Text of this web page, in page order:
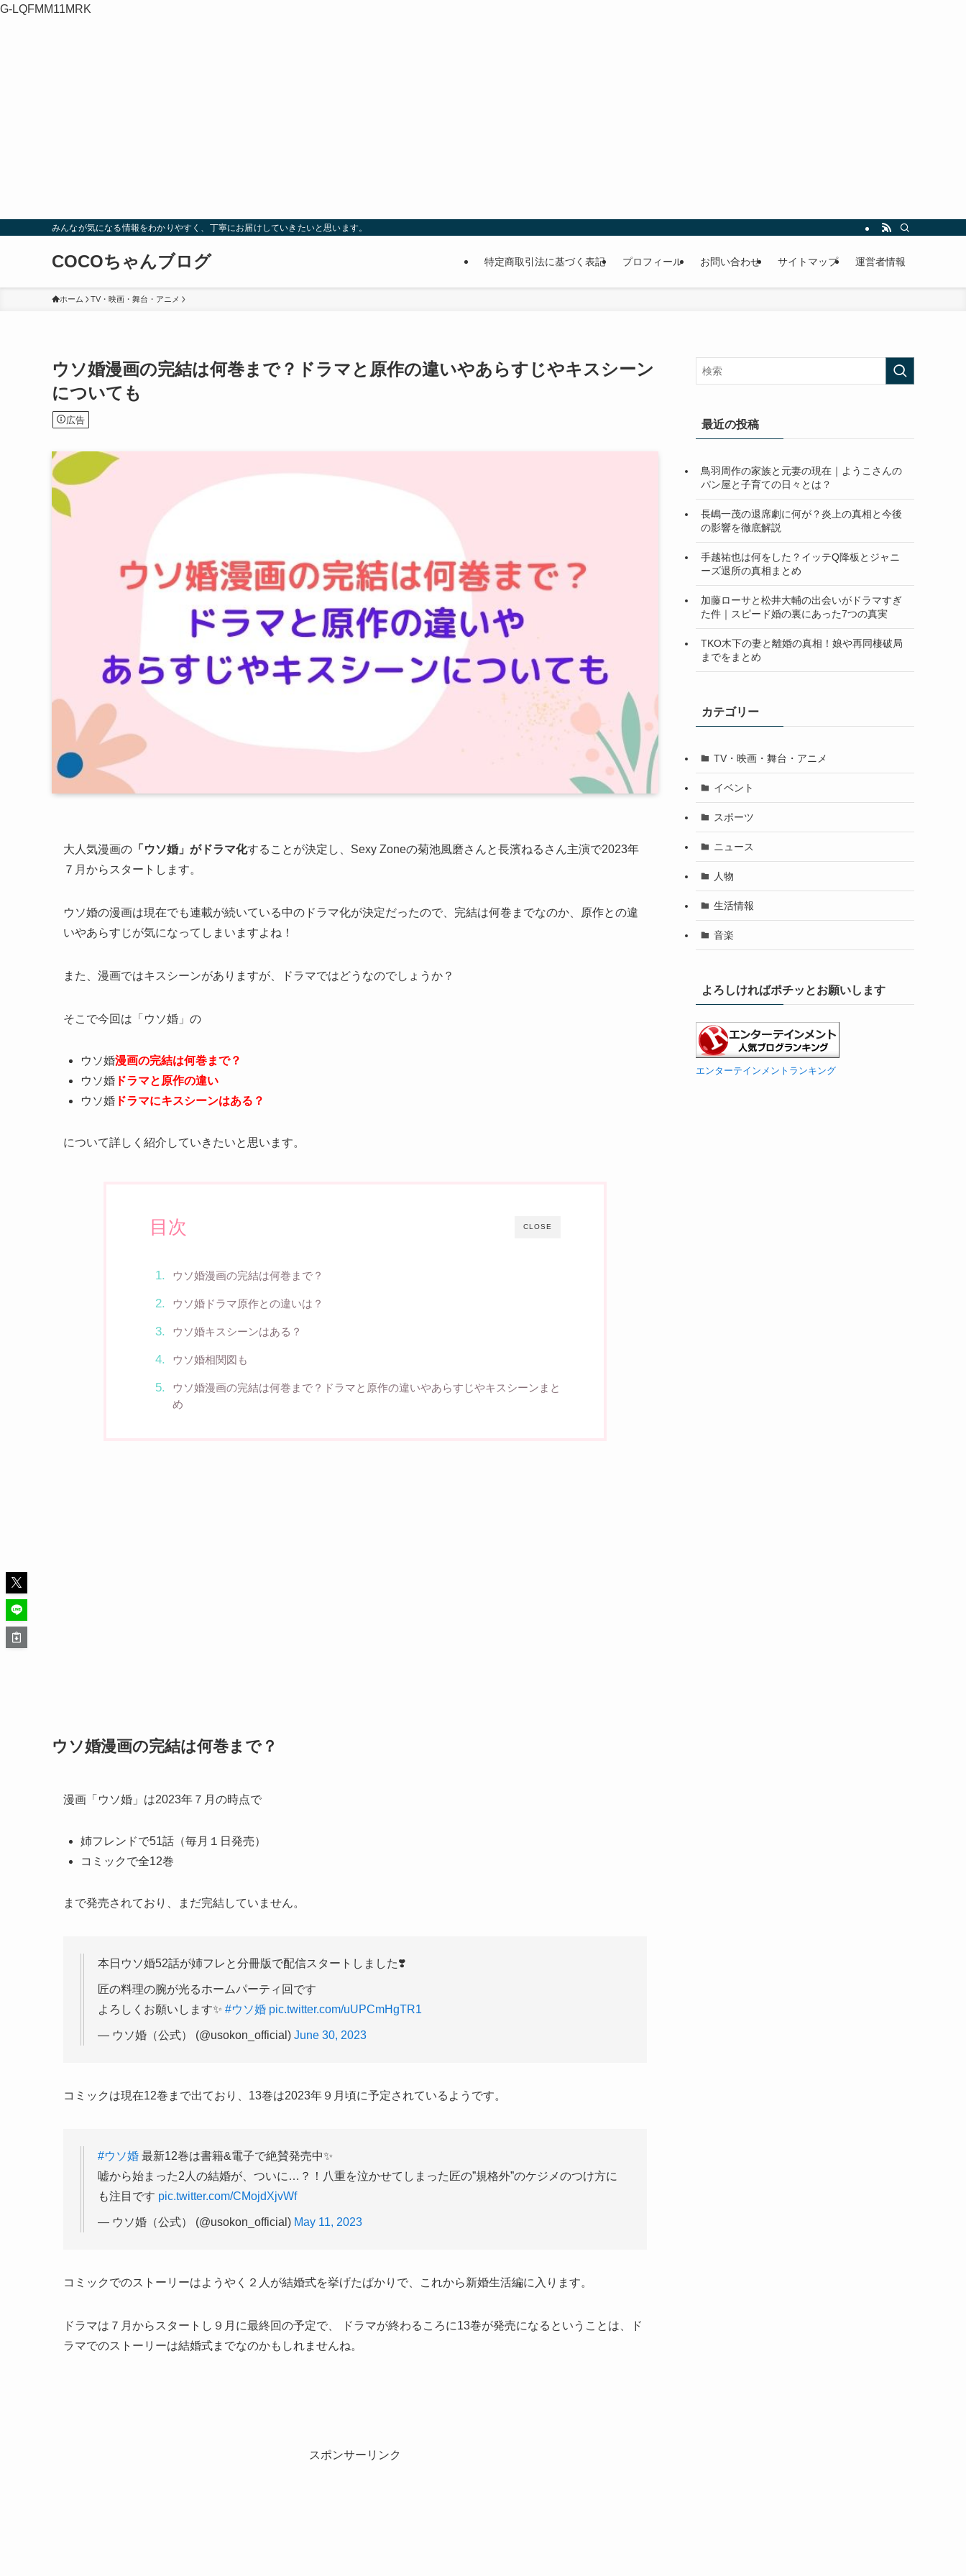
G-LQFMM11MRK
みんなが気になる情報をわかりやすく、丁寧にお届けしていきたいと思います。
COCOちゃんブログ 特定商取引法に基づく表記 プロフィール お問い合わせ サイトマップ 運営者情報
ホーム TV・映画・舞台・アニメ
ウソ婚漫画の完結は何巻まで？ドラマと原作の違いやあらすじやキスシーン
についても
広告
大人気漫画の 「ウソ婚」がドラマ化することが決定し、Sexy Zoneの菊池風磨さんと長濱ねるさん主演で2023年
７月からスタートします。
ウソ婚の漫画は現在でも連載が続いている中のドラマ化が決定だったので、完結は何巻までなのか、原作との違
いやあらすじが気になってしまいますよね！
また、漫画ではキスシーンがありますが、ドラマではどうなのでしょうか？
そこで今回は「ウソ婚」の
ウソ婚漫画の完結は何巻まで？
ウソ婚 ドラマと原作の違い
ウソ婚 ドラマにキスシーンはある？
について詳しく紹介していきたいと思います。
CLOSE
目次
ウソ婚漫画の完結は何巻まで？
ウソ婚ドラマ原作との違いは？
ウソ婚キスシーンはある？
ウソ婚相関図も
ウソ婚漫画の完結は何巻まで？ドラマと原作の違いやあらすじやキスシーンまと
め
ウソ婚漫画の完結は何巻まで？
漫画「ウソ婚」は2023年７月の時点で
姉フレンドで51話（毎月１日発売）
コミックで全12巻
まで発売されており、まだ完結していません。
本日ウソ婚52話が姉フレと分冊版で配信スタートしました❣️
匠の料理の腕が光るホームパーティ回です
よろしくお願いします✨ #ウソ婚 pic.twitter.com/uUPCmHgTR1
— ウソ婚（公式） (@usokon_official) June 30, 2023
コミックは現在12巻まで出ており、13巻は2023年９月頃に予定されているようです。
#ウソ婚 最新12巻は書籍&電子で絶賛発売中✨
嘘から始まった2人の結婚が、ついに…？！八重を泣かせてしまった匠の”規格外”のケジメのつけ方に
も注目です pic.twitter.com/CMojdXjvWf
— ウソ婚（公式） (@usokon_official) May 11, 2023
コミックでのストーリーはようやく２人が結婚式を挙げたばかりで、これから新婚生活編に入ります。
ドラマは７月からスタートし９月に最終回の予定で、 ドラマが終わるころに13巻が発売になるということは、ド
ラマでのストーリーは結婚式までなのかもしれませんね。
スポンサーリンク
最近の投稿
鳥羽周作の家族と元妻の現在｜ようこさんの
パン屋と子育ての日々とは？
長嶋一茂の退席劇に何が？炎上の真相と今後
の影響を徹底解説
手越祐也は何をした？イッテQ降板とジャニ
ーズ退所の真相まとめ
加藤ローサと松井大輔の出会いがドラマすぎ
た件｜スピード婚の裏にあった7つの真実
TKO木下の妻と離婚の真相！娘や再同棲破局
までをまとめ
カテゴリー
TV・映画・舞台・アニメ
イベント
スポーツ
ニュース
人物
生活情報
音楽
よろしければポチッとお願いします
エンターテインメントランキング